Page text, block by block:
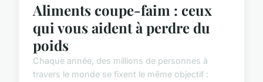
Aliments coupe-faim : ceux
qui vous aident à perdre du
poids
Chaque année, des millions de personnes à
travers le monde se fixent le même objectif :